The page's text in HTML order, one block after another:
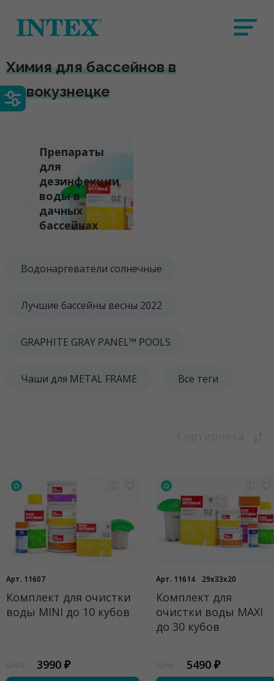
Химия для бассейнов в
Новокузнецке
Препараты
для
дезинфекции
воды в
дачных
бассейнах
Водонаргеватели солнечные
Лучшие бассейны весны 2022
GRAPHITE GRAY PANEL™ POOLS
Чаши для METAL FRAME Все теги
Арт. 11607
Комплект для очистки
воды MINI до 10 кубов
3990 ₽
Арт. 11614 29x33x20
Комплект для
очистки воды MAXI
до 30 кубов
5490 ₽